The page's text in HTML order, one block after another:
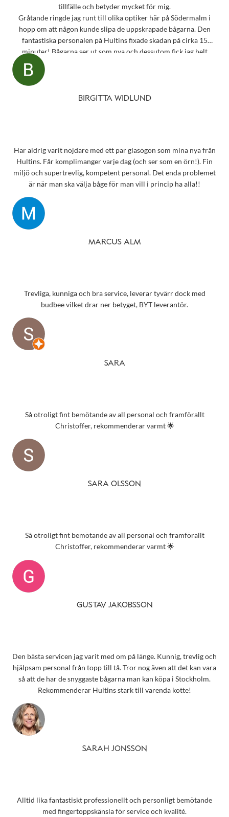
tillfälle och betyder mycket för mig.
Gråtande ringde jag runt till olika optiker här på Södermalm i
hopp om att någon kunde slipa de uppskrapade bågarna. Den
fantastiska personalen på Hultins fixade skadan på cirka 15
minuter! Bågarna ser ut som nya och dessutom fick jag helt
oväntat en underbar gåva – ett sprillans nytt fodral från samma
märke som mina solglasögon! Vilken fantastisk service! Kommer
Snart behöver jag boka tid för en synundersökning och jag vet
BIRGITTA WIDLUND
Har aldrig varit nöjdare med ett par glasögon som mina nya från
Hultins. Får komplimanger varje dag (och ser som en örn!). Fin
miljö och supertrevlig, kompetent personal. Det enda problemet
är när man ska välja båge för man vill i princip ha alla!!
MARCUS ALM
Trevliga, kunniga och bra service, leverar tyvärr dock med
budbee vilket drar ner betyget, BYT leverantör.
SARA
Så otroligt fint bemötande av all personal och framförallt
Christoffer, rekommenderar varmt 🌟
SARA OLSSON
Så otroligt fint bemötande av all personal och framförallt
Christoffer, rekommenderar varmt 🌟
GUSTAV JAKOBSSON
Den bästa servicen jag varit med om på länge. Kunnig, trevlig och
hjälpsam personal från topp till tå. Tror nog även att det kan vara
så att de har de snyggaste bågarna man kan köpa i Stockholm.
Rekommenderar Hultins stark till varenda kotte!
SARAH JONSSON
Alltid lika fantastiskt professionellt och personligt bemötande
med fingertoppskänsla för service och kvalité.